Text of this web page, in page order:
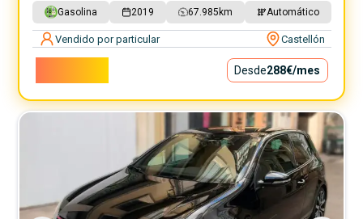
Gasolina 2019 67.985 km Automático
Vendido por particular Castellón
Desde288€/mes